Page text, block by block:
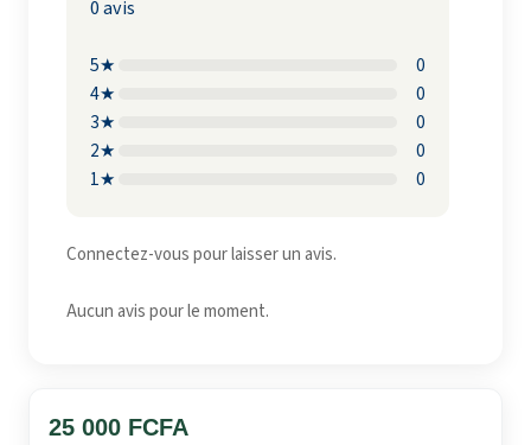
0 avis
5★
0
4★
0
3★
0
2★
0
1★
0
Connectez-vous pour laisser un avis.
Aucun avis pour le moment.
25 000 FCFA